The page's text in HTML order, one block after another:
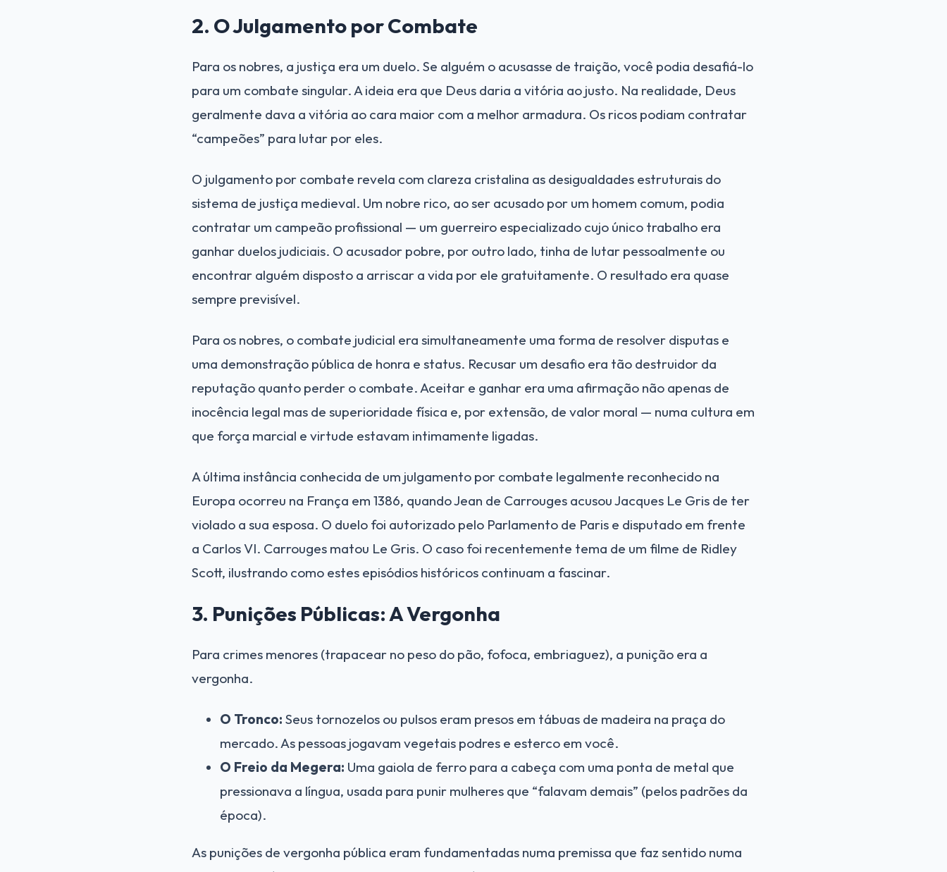
2. O Julgamento por Combate
Para os nobres, a justiça era um duelo. Se alguém o acusasse de traição, você podia desafiá-lo
para um combate singular. A ideia era que Deus daria a vitória ao justo. Na realidade, Deus
geralmente dava a vitória ao cara maior com a melhor armadura. Os ricos podiam contratar
“campeões” para lutar por eles.
O julgamento por combate revela com clareza cristalina as desigualdades estruturais do
sistema de justiça medieval. Um nobre rico, ao ser acusado por um homem comum, podia
contratar um campeão profissional — um guerreiro especializado cujo único trabalho era
ganhar duelos judiciais. O acusador pobre, por outro lado, tinha de lutar pessoalmente ou
encontrar alguém disposto a arriscar a vida por ele gratuitamente. O resultado era quase
sempre previsível.
Para os nobres, o combate judicial era simultaneamente uma forma de resolver disputas e
uma demonstração pública de honra e status. Recusar um desafio era tão destruidor da
reputação quanto perder o combate. Aceitar e ganhar era uma afirmação não apenas de
inocência legal mas de superioridade física e, por extensão, de valor moral — numa cultura em
que força marcial e virtude estavam intimamente ligadas.
A última instância conhecida de um julgamento por combate legalmente reconhecido na
Europa ocorreu na França em 1386, quando Jean de Carrouges acusou Jacques Le Gris de ter
violado a sua esposa. O duelo foi autorizado pelo Parlamento de Paris e disputado em frente
a Carlos VI. Carrouges matou Le Gris. O caso foi recentemente tema de um filme de Ridley
Scott, ilustrando como estes episódios históricos continuam a fascinar.
3. Punições Públicas: A Vergonha
Para crimes menores (trapacear no peso do pão, fofoca, embriaguez), a punição era a
vergonha.
O Tronco: Seus tornozelos ou pulsos eram presos em tábuas de madeira na praça do
mercado. As pessoas jogavam vegetais podres e esterco em você.
O Freio da Megera: Uma gaiola de ferro para a cabeça com uma ponta de metal que
pressionava a língua, usada para punir mulheres que “falavam demais” (pelos padrões da
época).
As punições de vergonha pública eram fundamentadas numa premissa que faz sentido numa